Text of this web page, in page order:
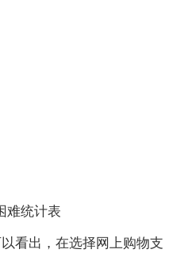
难统计表
看出，在选择网上购物支